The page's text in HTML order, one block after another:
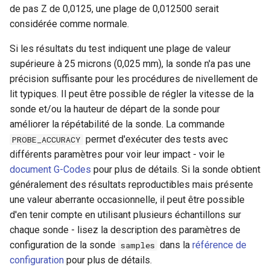
de pas Z de 0,0125, une plage de 0,012500 serait
considérée comme normale.
Si les résultats du test indiquent une plage de valeur
supérieure à 25 microns (0,025 mm), la sonde n'a pas une
précision suffisante pour les procédures de nivellement de
lit typiques. Il peut être possible de régler la vitesse de la
sonde et/ou la hauteur de départ de la sonde pour
améliorer la répétabilité de la sonde. La commande
PROBE_ACCURACY permet d'exécuter des tests avec
différents paramètres pour voir leur impact - voir le
document G-Codes pour plus de détails. Si la sonde obtient
généralement des résultats reproductibles mais présente
une valeur aberrante occasionnelle, il peut être possible
d'en tenir compte en utilisant plusieurs échantillons sur
chaque sonde - lisez la description des paramètres de
configuration de la sonde samples dans la référence de
configuration pour plus de détails.